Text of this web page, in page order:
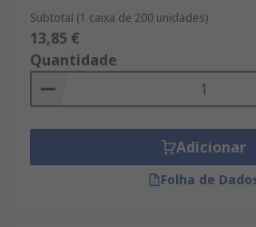
Subtotal (1 caixa de 200 unidades)
13,85 €
Quantidade
Adicionar
Folha de